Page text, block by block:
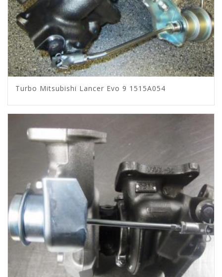
Turbo Mitsubishi Lancer Evo 9 1515A054